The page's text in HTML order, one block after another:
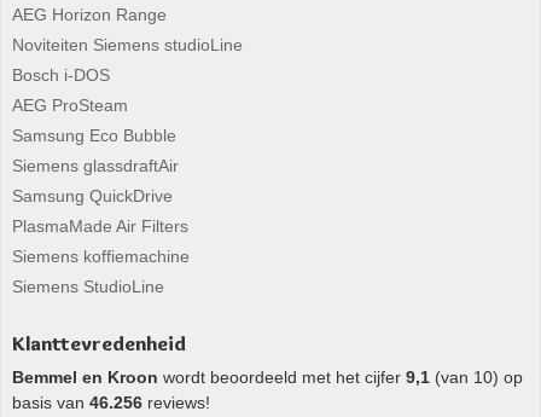
AEG Horizon Range
Noviteiten Siemens studioLine
Bosch i-DOS
AEG ProSteam
Samsung Eco Bubble
Siemens glassdraftAir
Samsung QuickDrive
PlasmaMade Air Filters
Siemens koffiemachine
Siemens StudioLine
Klanttevredenheid
Bemmel en Kroon wordt beoordeeld met het cijfer 9,1 (van 10) op
basis van 46.256 reviews!